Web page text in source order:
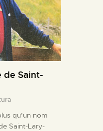
de Saint-
qu’un nom
Saint-Lary-